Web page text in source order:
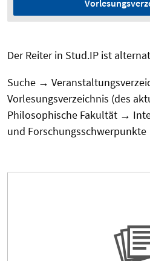
Der Reiter in Stud.IP ist
Suche →
Vorlesungsverzeichnis (des
Philosophische Fakultät →
und